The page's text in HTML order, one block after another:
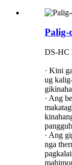
Palig-
DS-HC
· Kini
ug
· Ang
· Ang
nga